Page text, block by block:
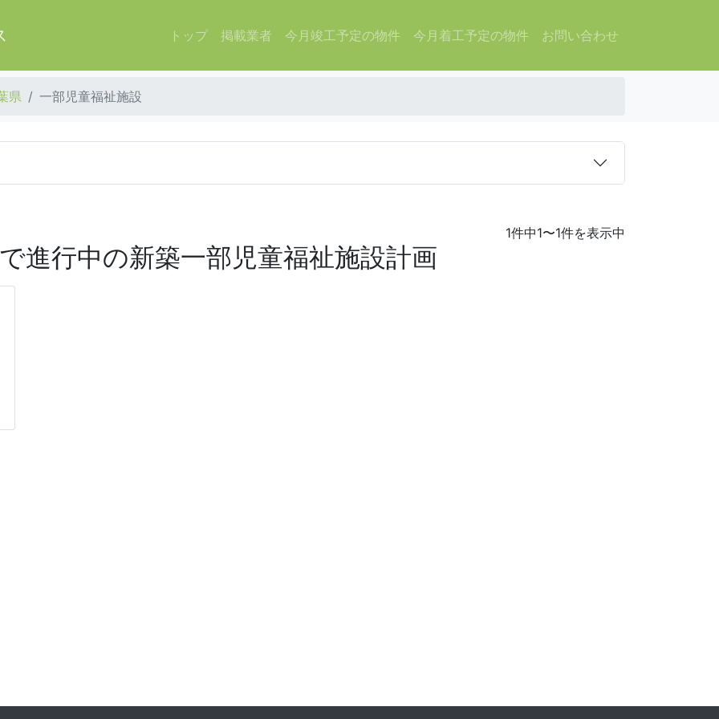
トップ 掲載業者 今月竣工予定の物件 今月着工予定の物件 お問い合わせ
県 一部児童福祉施設
1件中1〜1件を表示中
進行中の新築一部児童福祉施設計画